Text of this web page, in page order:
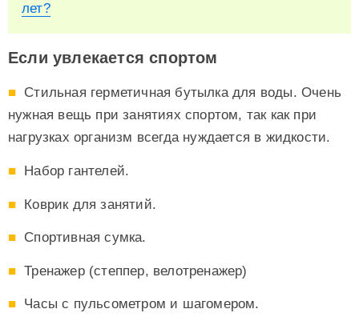
лет?
Если увлекается спортом
Стильная герметичная бутылка для воды. Очень
нужная вещь при занятиях спортом, так как при
нагрузках организм всегда нуждается в жидкости.
Набор гантелей.
Коврик для занятий.
Спортивная сумка.
Тренажер (степпер, велотренажер)
Часы с пульсометром и шагомером.